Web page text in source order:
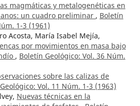
magmáticas y metalogenéticas en
un cuadro preliminar , Boletín
1-3 (1961)
Acosta, María Isabel Mejía,
por movimientos en masa bajo
, Boletín Geológico: Vol. 36 Núm.
sobre las calizas de
Vol. 11 Núm. 1-3 (1963)
Nuevas técnicas en la